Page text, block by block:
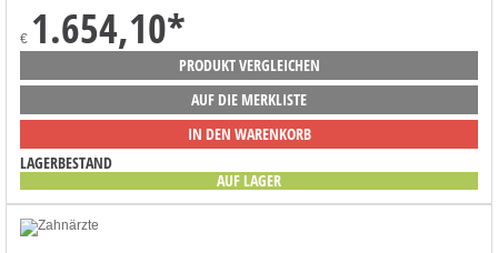
€ 1.654,10*
PRODUKT VERGLEICHEN
AUF DIE MERKLISTE
IN DEN WARENKORB
LAGERBESTAND
AUF LAGER